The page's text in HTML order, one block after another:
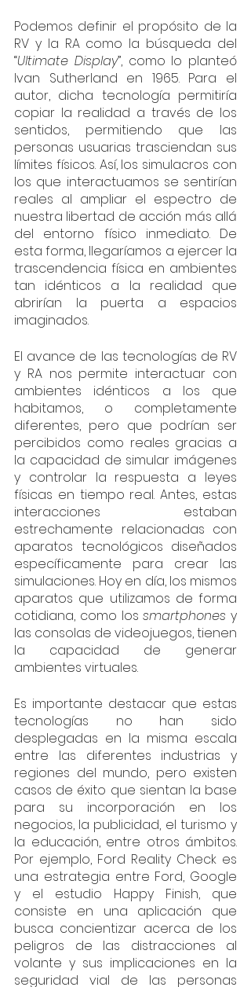
Podemos definir el propósito de la
RV y la RA como la búsqueda del
“Ultimate Display”, como lo planteó
Ivan Sutherland en 1965. Para el
autor, dicha tecnología permitiría
copiar la realidad a través de los
sentidos, permitiendo que las
personas usuarias trasciendan sus
límites físicos. Así, los simulacros con
los que interactuamos se sentirían
reales al ampliar el espectro de
nuestra libertad de acción más allá
del entorno físico inmediato. De
esta forma, llegaríamos a ejercer la
trascendencia física en ambientes
tan idénticos a la realidad que
abrirían la puerta a espacios
imaginados.
El avance de las tecnologías de RV
y RA nos permite interactuar con
ambientes idénticos a los que
habitamos, o completamente
diferentes, pero que podrían ser
percibidos como reales gracias a
la capacidad de simular imágenes
y controlar la respuesta a leyes
físicas en tiempo real. Antes, estas
interacciones estaban
estrechamente relacionadas con
aparatos tecnológicos diseñados
específicamente para crear las
simulaciones. Hoy en día, los mismos
aparatos que utilizamos de forma
cotidiana, como los smartphones y
las consolas de videojuegos, tienen
la capacidad de generar
ambientes virtuales.
Es importante destacar que estas
tecnologías no han sido
desplegadas en la misma escala
entre las diferentes industrias y
regiones del mundo, pero existen
casos de éxito que sientan la base
para su incorporación en los
negocios, la publicidad, el turismo y
la educación, entre otros ámbitos.
Por ejemplo, Ford Reality Check es
una estrategia entre Ford, Google
y el estudio Happy Finish, que
consiste en una aplicación que
busca concientizar acerca de los
peligros de las distracciones al
volante y sus implicaciones en la
seguridad vial de las personas